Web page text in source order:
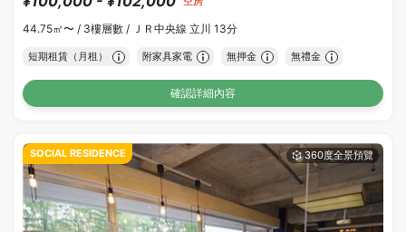
44.75㎡〜 / 3樓層數 / ＪＲ中央線 立川 13分
短期租賃（月租） 附家具家電 無押金 無禮金
確認詳細內容
SOCIAL RESIDENCE